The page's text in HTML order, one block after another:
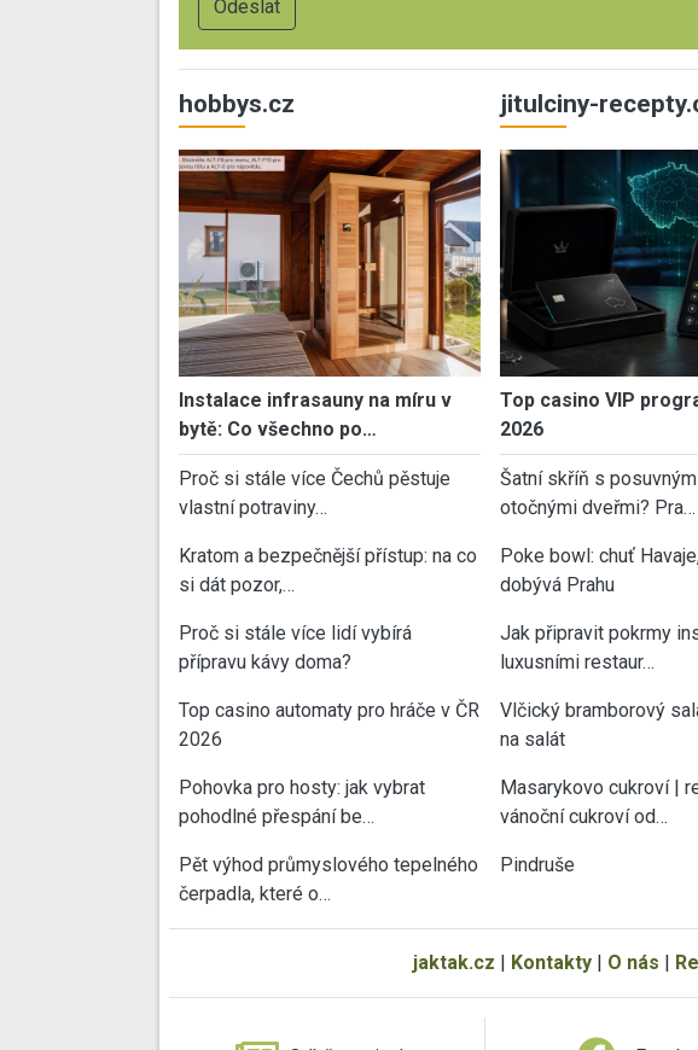
hobbys.cz
Instalace infrasauny na míru v
bytě: Co všechno po…
Proč si stále více Čechů pěstuje
vlastní potraviny…
Kratom a bezpečnější přístup: na co
si dát pozor,…
Proč si stále více lidí vybírá
přípravu kávy doma?
Top casino automaty pro hráče v ČR
2026
Pohovka pro hosty: jak vybrat
pohodlné přespání be…
Pět výhod průmyslového tepelného
čerpadla, které o…
jitulciny-
Top casino VIP
2026
Šatní skříň s
otočnými dveřmi? Pra…
Poke bowl: chuť
dobývá Prahu
Jak připravit pokrmy
luxusními restaur…
Vlčický bramborový
na salát
Masarykovo cukroví |
vánoční cukroví od…
Pindruše
jaktak.cz | Kontakty | O nás |